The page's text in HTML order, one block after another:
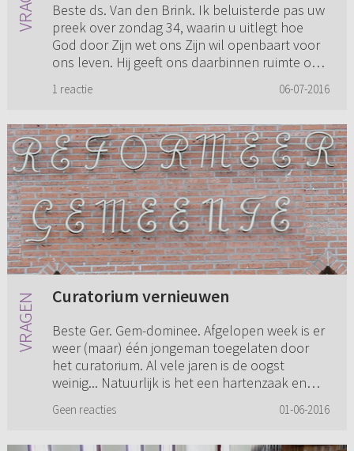
Beste ds. Van den Brink. Ik beluisterde pas uw
preek over zondag 34, waarin u uitlegt hoe
God door Zijn wet ons Zijn wil openbaart voor
ons leven. Hij geeft ons daarbinnen ruimte om
1 reactie 06-07-2016
Curatorium vernieuwen
Beste Ger. Gem-dominee. Afgelopen week is er
weer (maar) één jongeman toegelaten door
het curatorium. Al vele jaren is de oogst
weinig... Natuurlijk is het een hartenzaak en
Geen reacties 01-06-2016